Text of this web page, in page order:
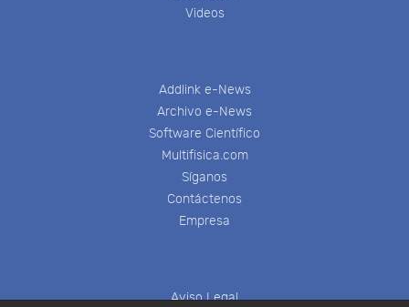
Videos
Addlink e-News
Archivo e-News
Software Científico
Multifisica.com
Síganos
Contáctenos
Empresa
Aviso Legal